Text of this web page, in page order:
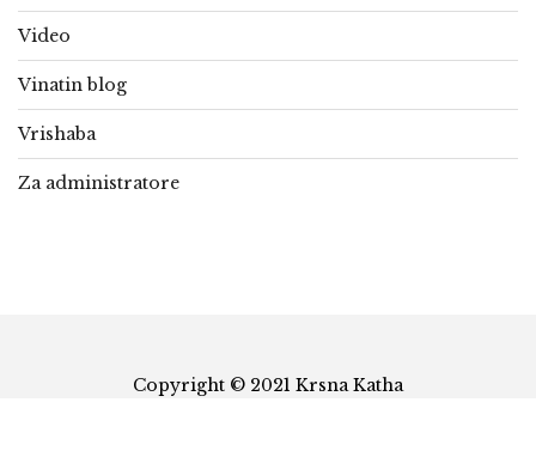
Video
Vinatin blog
Vrishaba
Za administratore
Copyright © 2021 Krsna Katha